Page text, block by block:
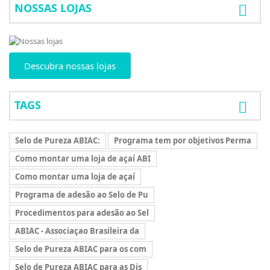
NOSSAS LOJAS
Descubra nossas lojas
TAGS
Selo de Pureza ABIAC:
Programa tem por objetivos Perma
Como montar uma loja de açaí ABI
Como montar uma loja de açaí
Programa de adesão ao Selo de Pu
Procedimentos para adesão ao Sel
ABIAC - Associaçao Brasileira da
Selo de Pureza ABIAC para os com
Selo de Pureza ABIAC para as Dis